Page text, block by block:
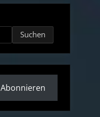
Suchen
Abonnieren